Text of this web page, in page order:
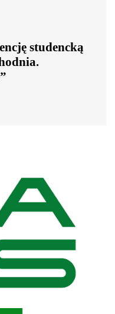
studencką